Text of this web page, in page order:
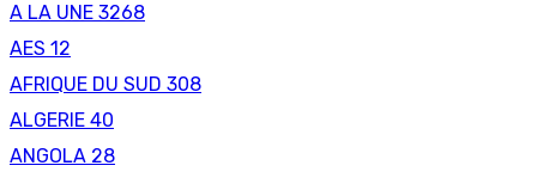
A LA UNE 3268
AES 12
AFRIQUE DU SUD 308
ALGERIE 40
ANGOLA 28